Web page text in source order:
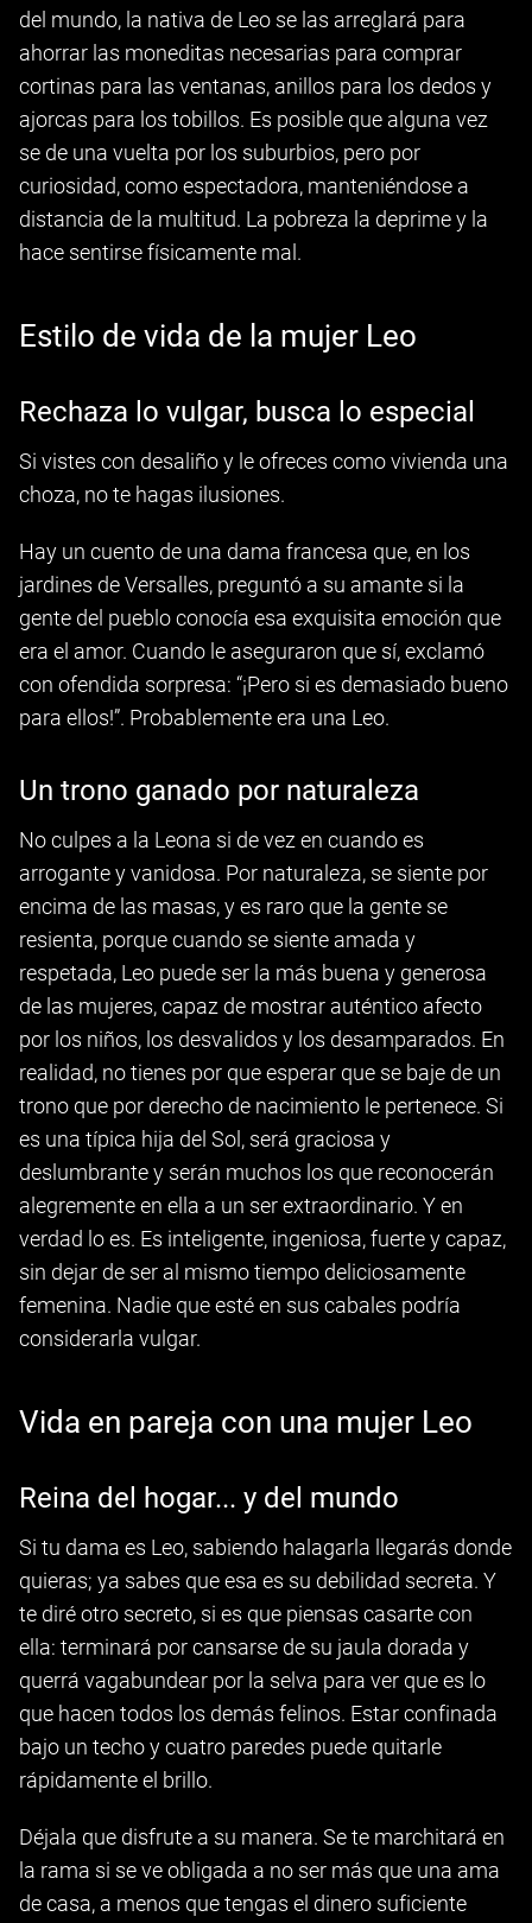
del mundo, la nativa de Leo se las arreglará para
ahorrar las moneditas necesarias para comprar
cortinas para las ventanas, anillos para los dedos y
ajorcas para los tobillos. Es posible que alguna vez
se de una vuelta por los suburbios, pero por
curiosidad, como espectadora, manteniéndose a
distancia de la multitud. La pobreza la deprime y la
hace sentirse físicamente mal.
Estilo de vida de la mujer Leo
Rechaza lo vulgar, busca lo especial
Si vistes con desaliño y le ofreces como vivienda una
choza, no te hagas ilusiones.
Hay un cuento de una dama francesa que, en los
jardines de Versalles, preguntó a su amante si la
gente del pueblo conocía esa exquisita emoción que
era el amor. Cuando le aseguraron que sí, exclamó
con ofendida sorpresa: “¡Pero si es demasiado bueno
para ellos!”. Probablemente era una Leo.
Un trono ganado por naturaleza
No culpes a la Leona si de vez en cuando es
arrogante y vanidosa. Por naturaleza, se siente por
encima de las masas, y es raro que la gente se
resienta, porque cuando se siente amada y
respetada, Leo puede ser la más buena y generosa
de las mujeres, capaz de mostrar auténtico afecto
por los niños, los desvalidos y los desamparados. En
realidad, no tienes por que esperar que se baje de un
trono que por derecho de nacimiento le pertenece. Si
es una típica hija del Sol, será graciosa y
deslumbrante y serán muchos los que reconocerán
alegremente en ella a un ser extraordinario. Y en
verdad lo es. Es inteligente, ingeniosa, fuerte y capaz,
sin dejar de ser al mismo tiempo deliciosamente
femenina. Nadie que esté en sus cabales podría
considerarla vulgar.
Vida en pareja con una mujer Leo
Reina del hogar... y del mundo
Si tu dama es Leo, sabiendo halagarla llegarás donde
quieras; ya sabes que esa es su debilidad secreta. Y
te diré otro secreto, si es que piensas casarte con
ella: terminará por cansarse de su jaula dorada y
querrá vagabundear por la selva para ver que es lo
que hacen todos los demás felinos. Estar confinada
bajo un techo y cuatro paredes puede quitarle
rápidamente el brillo.
Déjala que disfrute a su manera. Se te marchitará en
la rama si se ve obligada a no ser más que una ama
de casa, a menos que tengas el dinero suficiente